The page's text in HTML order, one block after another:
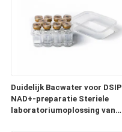
Duidelijk Bacwater voor DSIP
NAD+-preparatie Steriele
laboratoriumoplossing van